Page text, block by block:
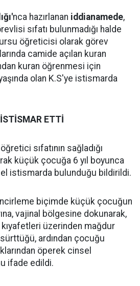
nca hazırlanan iddianamede,
sıfatı bulunmadığı halde
öğreticisi olarak görev
camide açılan kuran
kuran öğrenmesi için
olan K.S'ye istismarda
ETTİ
sıfatının sağladığı
küçük çocuğa 6 yıl boyunca
istismarda bulunduğu bildirildi.
biçimde küçük çocuğun
vajinal bölgesine dokunarak,
kıyafetleri üzerinden mağdur
ardından çocuğu
öperek cinsel
ifade edildi.